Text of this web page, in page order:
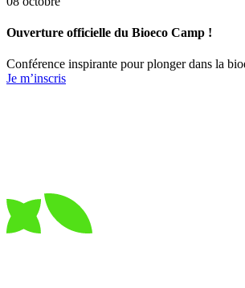
Ouverture officielle du Bioeco Camp !
Conférence inspirante pour plonger dans la
Je m’inscris